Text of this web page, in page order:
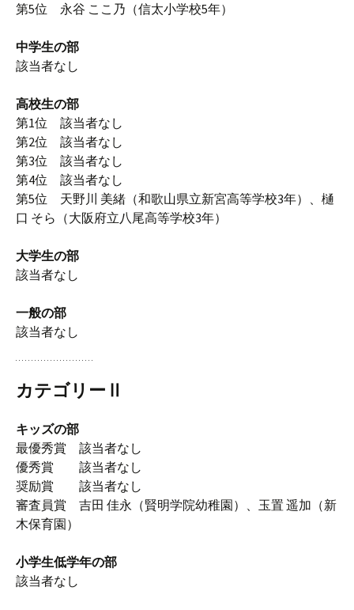
第5位 永谷 ここ乃（信太小学校5年）
中学生の部
該当者なし
高校生の部
第1位 該当者なし
第2位 該当者なし
第3位 該当者なし
第4位 該当者なし
第5位 天野川 美緒（和歌山県立新宮高等学校3年）、樋
口 そら（大阪府立八尾高等学校3年）
大学生の部
該当者なし
一般の部
該当者なし
カテゴリー Ⅱ
キッズの部
最優秀賞 該当者なし
優秀賞 該当者なし
奨励賞 該当者なし
審査員賞 吉田 佳永（賢明学院幼稚園）、玉置 遥加（新
木保育園）
小学生低学年の部
該当者なし